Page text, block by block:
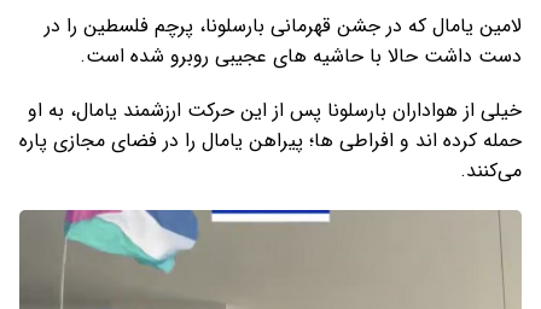
لامین یامال که در جشن قهرمانی بارسلونا، پرچم فلسطین را در
دست داشت حالا با حاشیه های عجیبی روبرو شده است.
خیلی از هواداران بارسلونا پس از این حرکت ارزشمند یامال، به او
حمله کرده اند و افراطی ها؛ پیراهن یامال را در فضای مجازی پاره
می‌کنند.